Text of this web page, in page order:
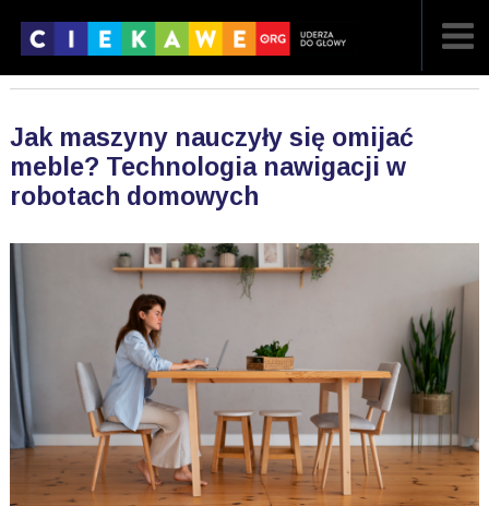
Jak maszyny nauczyły się omijać
meble? Technologia nawigacji w
robotach domowych
POPULARNE
LOSOWE
A ARTYKUŁY
FILMY
G GALERIA
KONTAKT